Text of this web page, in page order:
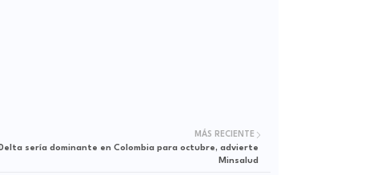
MÁS RECIENTE
sería dominante en Colombia para octubre, advierte
Minsalud